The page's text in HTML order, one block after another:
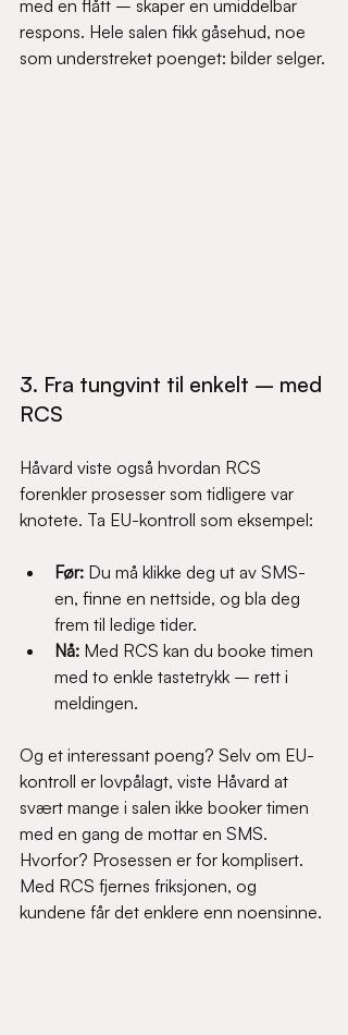
med en flått – skaper en umiddelbar
respons. Hele salen fikk gåsehud, noe
som understreket poenget: bilder selger.
3. Fra tungvint til enkelt – med
RCS
Håvard viste også hvordan RCS
forenkler prosesser som tidligere var
knotete. Ta EU-kontroll som eksempel:
Før: Du må klikke deg ut av SMS-
en, finne en nettside, og bla deg
frem til ledige tider.
Nå: Med RCS kan du booke timen
med to enkle tastetrykk – rett i
meldingen.
Og et interessant poeng? Selv om EU-
kontroll er lovpålagt, viste Håvard at
svært mange i salen ikke booker timen
med en gang de mottar en SMS.
Hvorfor? Prosessen er for komplisert.
Med RCS fjernes friksjonen, og
kundene får det enklere enn noensinne.